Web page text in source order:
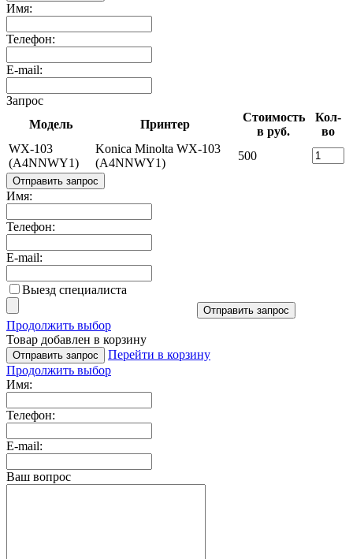
Имя:
Телефон:
E-mail:
Запрос
Модель
Принтер
Стоимость
в руб.
Кол-
во
WX-103
(A4NNWY1)
Konica Minolta WX-103
(A4NNWY1)
500
Отправить запрос
Имя:
Телефон:
E-mail:
Выезд специалиста
Отправить запрос
Продолжить выбор
Товар добавлен в корзину
Отправить запрос
Перейти в корзину
Продолжить выбор
Имя:
Телефон:
E-mail:
Ваш вопрос